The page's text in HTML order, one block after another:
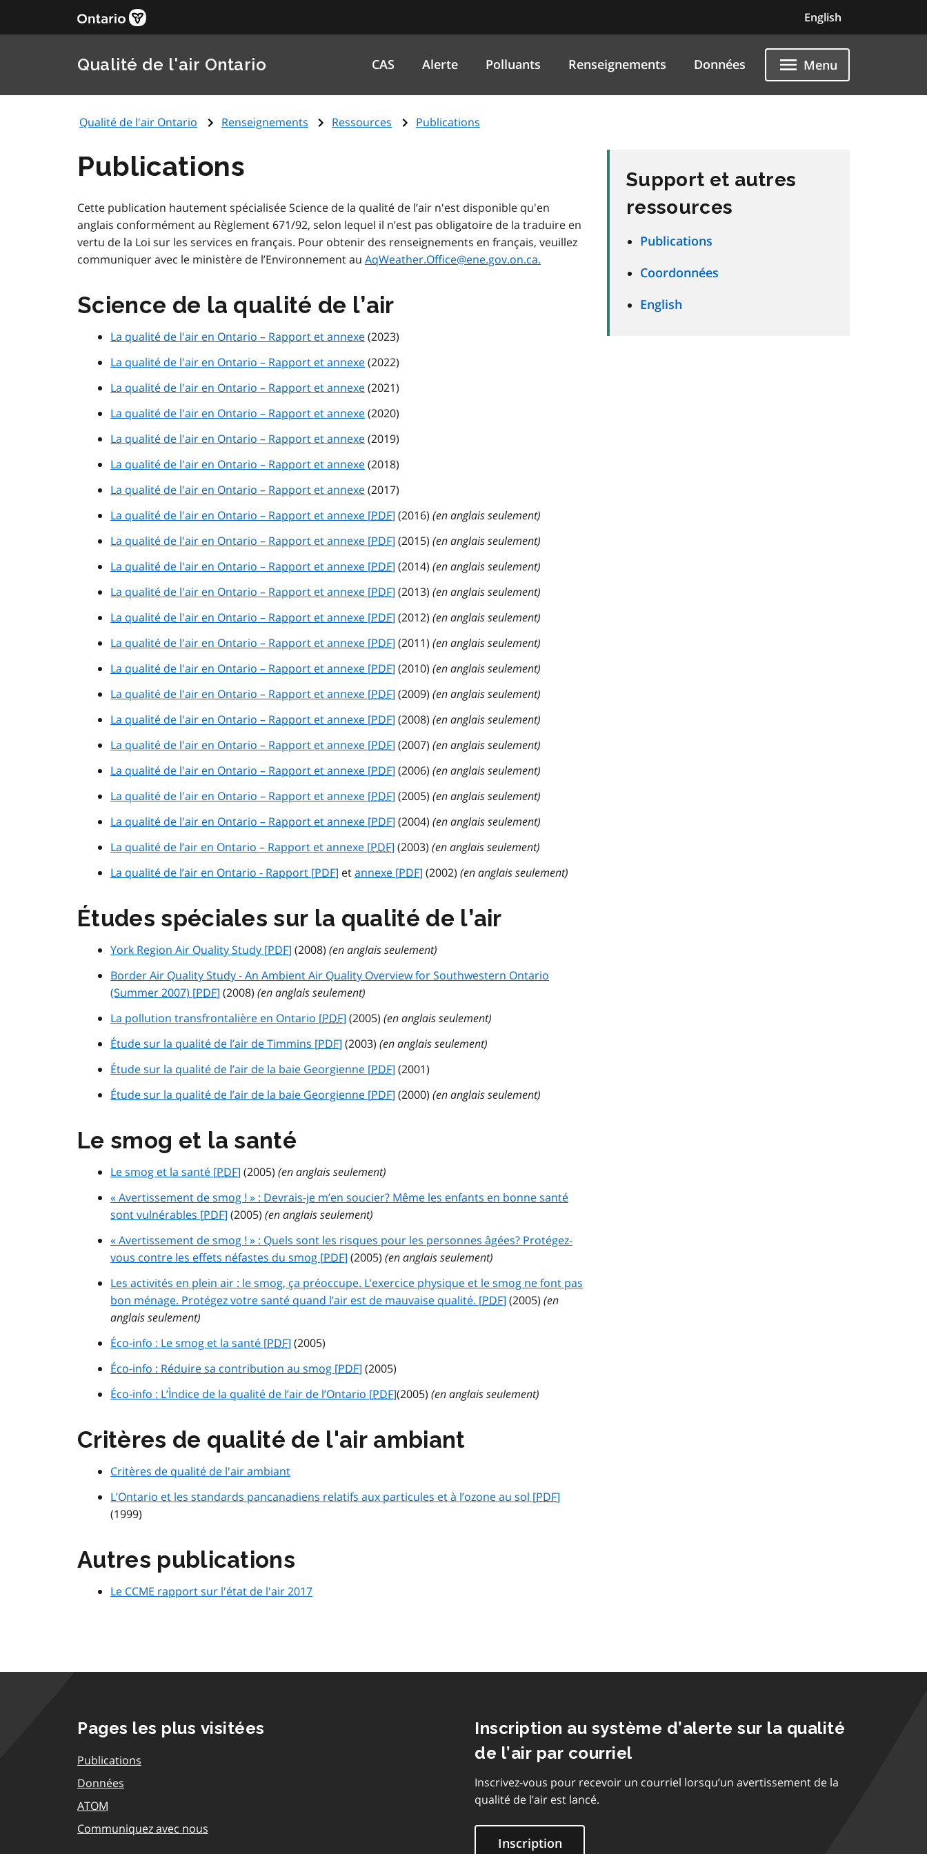
English
Qualité de l'air Ontario CAS Alerte Polluants Renseignements Données Menu
Qualité de l'air Ontario Renseignements Ressources Publications
Publications
Cette publication hautement spécialisée Science de la qualité de l’air n'est disponible qu'en
anglais conformément au Règlement 671/92, selon lequel il n’est pas obligatoire de la traduire en
vertu de la Loi sur les services en français. Pour obtenir des renseignements en français, veuillez
communiquer avec le ministère de l’Environnement au AqWeather.Office@ene.gov.on.ca.
Science de la qualité de l’air
La qualité de l'air en Ontario – Rapport et annexe(2023)
La qualité de l'air en Ontario – Rapport et annexe(2022)
La qualité de l'air en Ontario – Rapport et annexe(2021)
La qualité de l'air en Ontario – Rapport et annexe(2020)
La qualité de l'air en Ontario – Rapport et annexe(2019)
La qualité de l'air en Ontario – Rapport et annexe(2018)
La qualité de l'air en Ontario – Rapport et annexe(2017)
La qualité de l'air en Ontario – Rapport et annexe [PDF] (2016) (en anglais seulement)
La qualité de l'air en Ontario – Rapport et annexe [PDF] (2015) (en anglais seulement)
La qualité de l'air en Ontario – Rapport et annexe [PDF] (2014) (en anglais seulement)
La qualité de l'air en Ontario – Rapport et annexe [PDF] (2013) (en anglais seulement)
La qualité de l'air en Ontario – Rapport et annexe [PDF] (2012) (en anglais seulement)
La qualité de l'air en Ontario – Rapport et annexe [PDF] (2011) (en anglais seulement)
La qualité de l'air en Ontario – Rapport et annexe [PDF] (2010) (en anglais seulement)
La qualité de l'air en Ontario – Rapport et annexe [PDF] (2009) (en anglais seulement)
La qualité de l'air en Ontario – Rapport et annexe [PDF] (2008) (en anglais seulement)
La qualité de l'air en Ontario – Rapport et annexe [PDF] (2007) (en anglais seulement)
La qualité de l'air en Ontario – Rapport et annexe [PDF] (2006) (en anglais seulement)
La qualité de l'air en Ontario – Rapport et annexe [PDF] (2005) (en anglais seulement)
La qualité de l'air en Ontario – Rapport et annexe [PDF] (2004) (en anglais seulement)
La qualité de l’air en Ontario – Rapport et annexe [PDF] (2003) (en anglais seulement)
La qualité de l’air en Ontario - Rapport [PDF] etannexe [PDF] (2002) (en anglais seulement)
Études spéciales sur la qualité de l’air
York Region Air Quality Study [PDF] (2008) (en anglais seulement)
Border Air Quality Study - An Ambient Air Quality Overview for Southwestern Ontario
(Summer 2007) [PDF] (2008) (en anglais seulement)
La pollution transfrontalière en Ontario [PDF] (2005) (en anglais seulement)
Étude sur la qualité de l’air de Timmins [PDF] (2003) (en anglais seulement)
Étude sur la qualité de l’air de la baie Georgienne [PDF] (2001)
Étude sur la qualité de l’air de la baie Georgienne [PDF] (2000) (en anglais seulement)
Le smog et la santé
Le smog et la santé [PDF] (2005) (en anglais seulement)
« Avertissement de smog ! » : Devrais-je m’en soucier? Même les enfants en bonne santé
sont vulnérables [PDF] (2005) (en anglais seulement)
« Avertissement de smog ! » : Quels sont les risques pour les personnes âgées? Protégez-
vous contre les effets néfastes du smog [PDF] (2005) (en anglais seulement)
Les activités en plein air : le smog, ça préoccupe. L’exercice physique et le smog ne font pas
bon ménage. Protégez votre santé quand l’air est de mauvaise qualité. [PDF] (2005) (en
anglais seulement)
Éco-info : Le smog et la santé [PDF] (2005)
Éco-info : Réduire sa contribution au smog [PDF] (2005)
Éco-info : L’Ìndice de la qualité de l’air de l’Ontario [PDF](2005) (en anglais seulement)
Critères de qualité de l'air ambiant
Critères de qualité de l'air ambiant
L’Ontario et les standards pancanadiens relatifs aux particules et à l’ozone au sol [PDF]
(1999)
Autres publications
Le CCME rapport sur l'état de l'air 2017
Support et autres
ressources
Publications
Coordonnées
English
Pages les plus visitées
Publications
Données
ATOM
Communiquez avec nous
Inscription au système d’alerte sur la qualité
de l’air par courriel
Inscrivez-vous pour recevoir un courriel lorsqu’un avertissement de la
qualité de l’air est lancé.
Inscription